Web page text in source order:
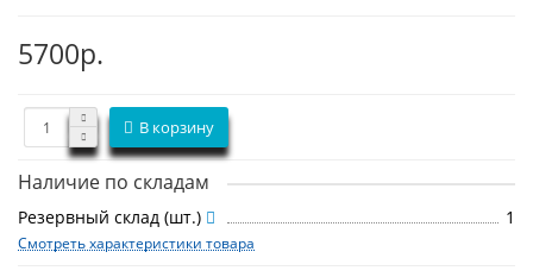
5700р.
В корзину
Наличие по складам
Резервный склад (шт.) 1
Смотреть характеристики товара